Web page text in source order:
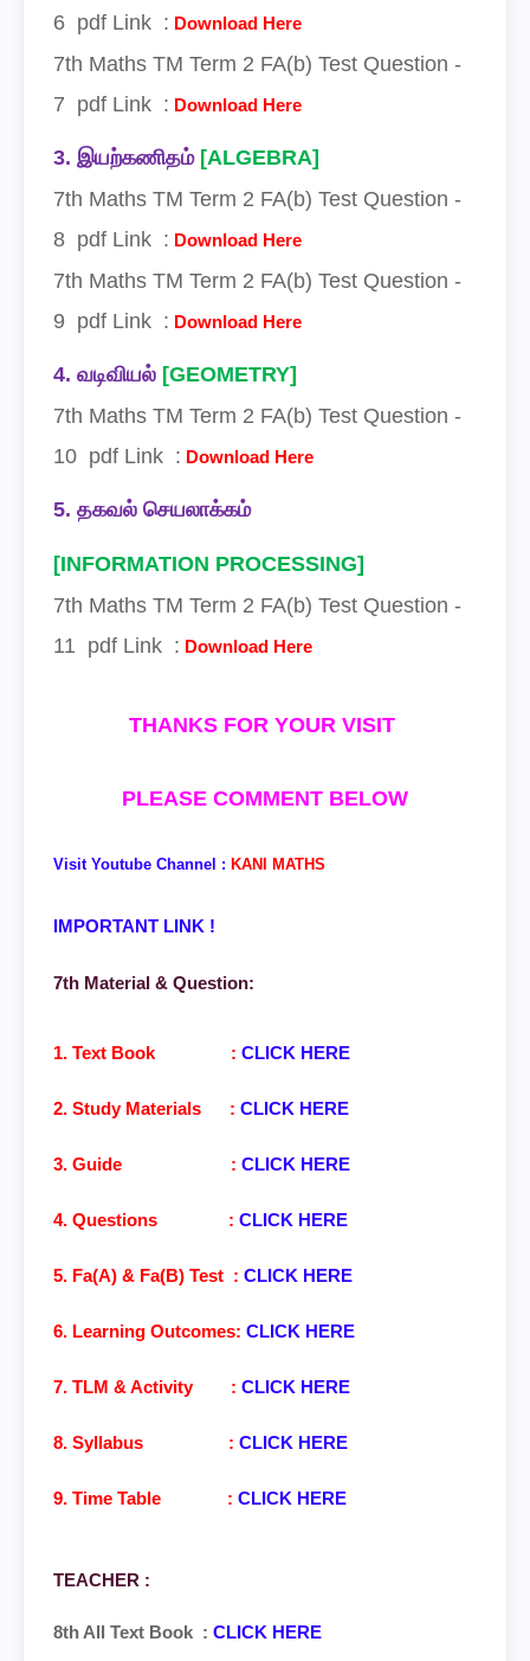
6 pdf Link : Download Here
7th Maths TM Term 2 FA(b) Test Question -
7 pdf Link : Download Here
3. இயற்கணிதம் [ALGEBRA]
7th Maths TM Term 2 FA(b) Test Question -
8 pdf Link : Download Here
7th Maths TM Term 2 FA(b) Test Question -
9 pdf Link : Download Here
4. வடிவியல் [GEOMETRY]
7th Maths TM Term 2 FA(b) Test Question -
10 pdf Link : Download Here
5. தகவல் செயலாக்கம்
[INFORMATION PROCESSING]
7th Maths TM Term 2 FA(b) Test Question -
11 pdf Link : Download Here
THANKS FOR YOUR VISIT
PLEASE COMMENT BELOW
Visit Youtube Channel : KANI MATHS
IMPORTANT LINK !
7th Material & Question:
1. Text Book : CLICK HERE
2. Study Materials : CLICK HERE
3. Guide : CLICK HERE
4. Questions : CLICK HERE
5. Fa(A) & Fa(B) Test : CLICK HERE
6. Learning Outcomes: CLICK HERE
7. TLM & Activity : CLICK HERE
8. Syllabus : CLICK HERE
9. Time Table : CLICK HERE
TEACHER :
8th All Text Book : CLICK HERE